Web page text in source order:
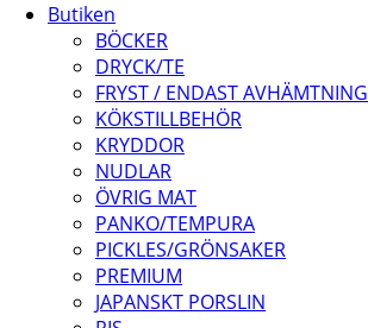
Butiken
BÖCKER
DRYCK/TE
FRYST / ENDAST AVHÄMTNING
KÖKSTILLBEHÖR
KRYDDOR
NUDLAR
ÖVRIG MAT
PANKO/TEMPURA
PICKLES/GRÖNSAKER
PREMIUM
JAPANSKT PORSLIN